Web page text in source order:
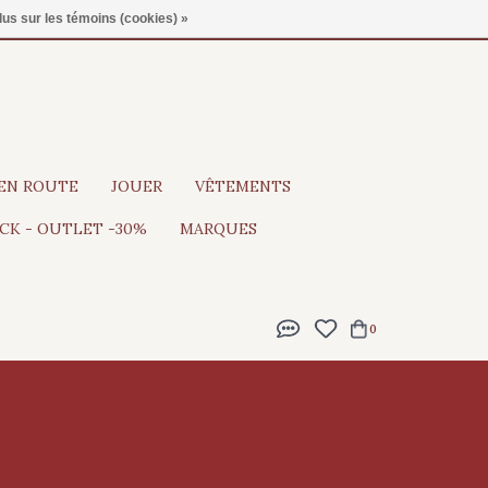
Gratis verzending vanaf €100
ROUTE JOUER VÊTEMENTS
- OUTLET -30% MARQUES
0
sur les témoins (cookies) »